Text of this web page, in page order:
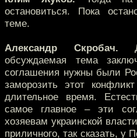
остановиться. Пока
теме.
Александр Скробач.
обсуждаемая тема
соглашения нужны были
заморозить этот
длительное время.
самое главное – эти
хозяевам украинской
приличного, так сказать, у